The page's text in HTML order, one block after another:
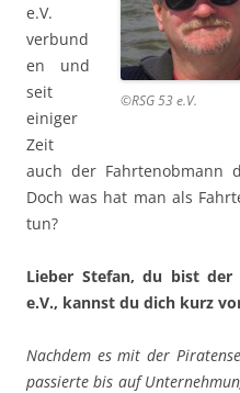
©RSG 53 e.V.
e.V.
verbund
en und
seit
einiger
Zeit
auch der Fahrtenobmann
Doch was hat man als
tun?
Lieber Stefan, du bist der
e.V., kannst du dich kurz
Nachdem es mit der
passierte bis auf